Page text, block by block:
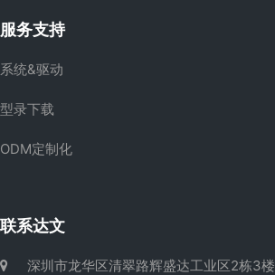
服务支持
系统&驱动
型录下载
ODM定制化
联系达文
深圳市龙华区清翠路辉盛达工业区2栋3楼